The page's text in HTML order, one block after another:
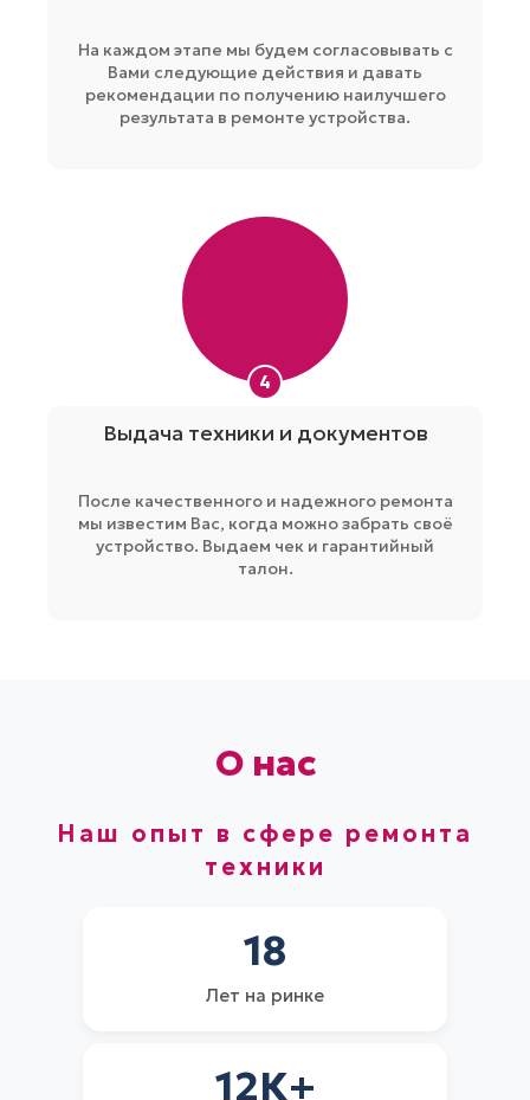
На каждом этапе мы будем согласовывать с
Вами следующие действия и давать
рекомендации по получению наилучшего
результата в ремонте устройства.
4
Выдача техники и документов
После качественного и надежного ремонта
мы известим Вас, когда можно забрать своё
устройство. Выдаем чек и гарантийный
талон.
О нас
Наш опыт в сфере ремонта
техники​
18
Лет на ринке
12К+